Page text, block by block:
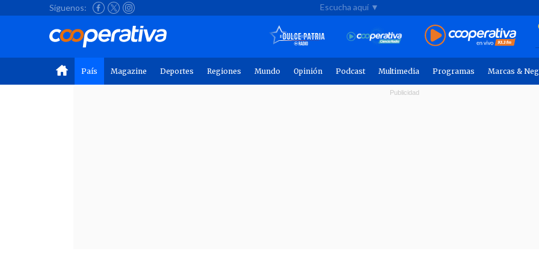
Síguenos: Escucha aquí ▼
País Magazine Deportes Regiones Mundo Opinión Podcast Multimedia Programas Marcas &